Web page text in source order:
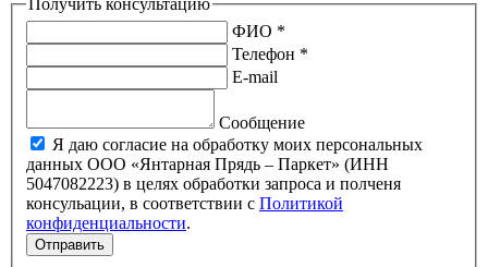
Получить консультацию
ФИО *
Телефон *
E-mail
Сообщение
Я даю согласие на обработку моих персональных
данных ООО «Янтарная Прядь – Паркет» (ИНН
5047082223) в целях обработки запроса и полченя
консульации, в соответствии с Политикой
конфиденциальности.
Отправить